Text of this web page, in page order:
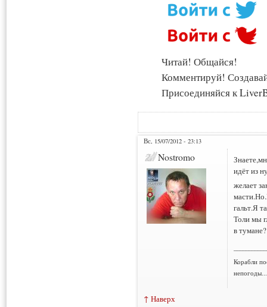
Читай! Общайся!
Комментируй!
Присоединяйся к
Вс, 15/07/2012 - 23:13
Nostromo
идёт из
желает
гальт.Я
Толи мы
в тумане?
Корабли
↑ Наверх